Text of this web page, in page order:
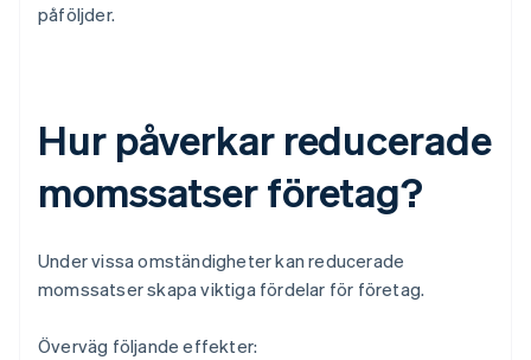
påföljder.
Hur påverkar reducerade
momssatser företag?
Under vissa omständigheter kan reducerade
momssatser skapa viktiga fördelar för företag.
Överväg följande effekter: